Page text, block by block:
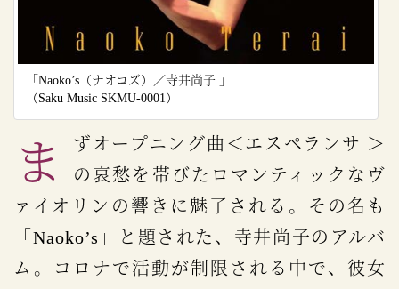
「Naoko’s（ナオコズ）／寺井尚子 」
（Saku Music SKMU-0001）
まずオープニング曲＜エスペランサ ＞
の哀愁を帯びたロマンティックなヴ
ァイオリンの響きに魅了される。その名も
「Naoko’s」と題された、寺井尚子のアルバ
ム。コロナで活動が制限される中で、彼女